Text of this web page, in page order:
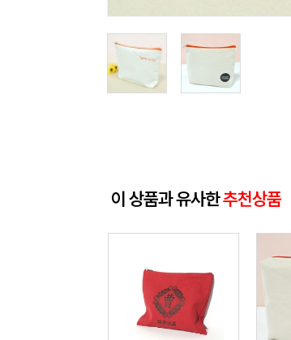
이 상품과 유사한추천상품